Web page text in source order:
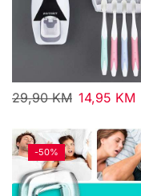
29,90KM 14,95 KM
-50%